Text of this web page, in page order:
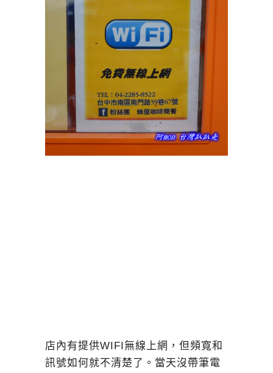
店內有提供WIFI無線上網，但頻寬和
訊號如何就不清楚了。當天沒帶筆電